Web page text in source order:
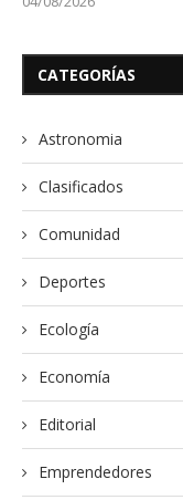
CATEGORÍAS
Astronomia
Clasificados
Comunidad
Deportes
Ecología
Economía
Editorial
Emprendedores